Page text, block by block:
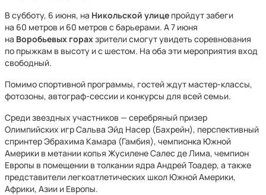
В субботу, 6 июня, на Никольской улице пройдут забеги
на 60 метров и 60 метров с барьерами. А 7 июня
на Воробьевых горахзрители смогут увидеть соревнования
по прыжкам в высоту и с шестом. На оба эти мероприятия вход
свободный.
Помимо спортивной программы, гостей ждут мастер‑классы,
фотозоны, автограф‑сессии и конкурсы для всей семьи.
Среди звездных участников — серебряный призер
Олимпийских игр Сальва Эйд Насер (Бахрейн), перспективный
спринтер Эбрахима Камара (Гамбия), чемпионка Южной
Америки в метании копья Жусилене Салес де Лима, чемпион
Европы в помещении в толкании ядра Андрей Тоадер, а также
представители легкоатлетических школ Южной Америки,
Африки, Азии и Европы.